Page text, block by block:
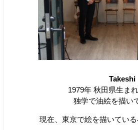
Takeshi
1979年 秋田県生ま
独学で油絵を描い
現在、東京で絵を描いている